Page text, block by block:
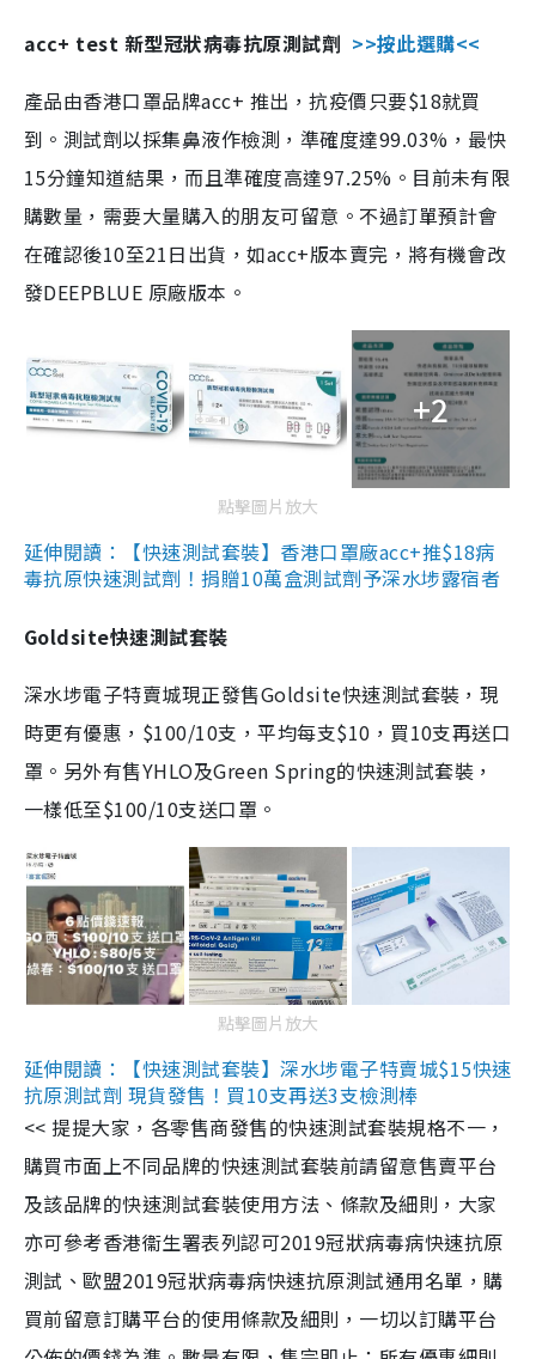
acc+ test 新型冠狀病毒抗原測試劑 >>按此選購<<
產品由香港口罩品牌acc+ 推出，抗疫價只要$18就買
到。測試劑以採集鼻液作檢測，準確度達99.03%，最快
15分鐘知道結果，而且準確度高達97.25%。目前未有限
購數量，需要大量購入的朋友可留意。不過訂單預計會
在確認後10至21日出貨，如acc+版本賣完，將有機會改
發DEEPBLUE 原廠版本。
+2
點擊圖片放大
延伸閱讀：【快速測試套裝】香港口罩廠acc+推$18病
毒抗原快速測試劑！捐贈10萬盒測試劑予深水埗露宿者
Goldsite快速測試套裝
深水埗電子特賣城現正發售Goldsite快速測試套裝，現
時更有優惠，$100/10支，平均每支$10，買10支再送口
罩。另外有售YHLO及Green Spring的快速測試套裝，
一樣低至$100/10支送口罩。
點擊圖片放大
延伸閱讀：【快速測試套裝】深水埗電子特賣城$15快速
抗原測試劑 現貨發售！買10支再送3支檢測棒
<< 提提大家，各零售商發售的快速測試套裝規格不一，
購買市面上不同品牌的快速測試套裝前請留意售賣平台
及該品牌的快速測試套裝使用方法、條款及細則，大家
亦可參考香港衞生署表列認可2019冠狀病毒病快速抗原
測試、歐盟2019冠狀病毒病快速抗原測試通用名單，購
買前留意訂購平台的使用條款及細則，一切以訂購平台